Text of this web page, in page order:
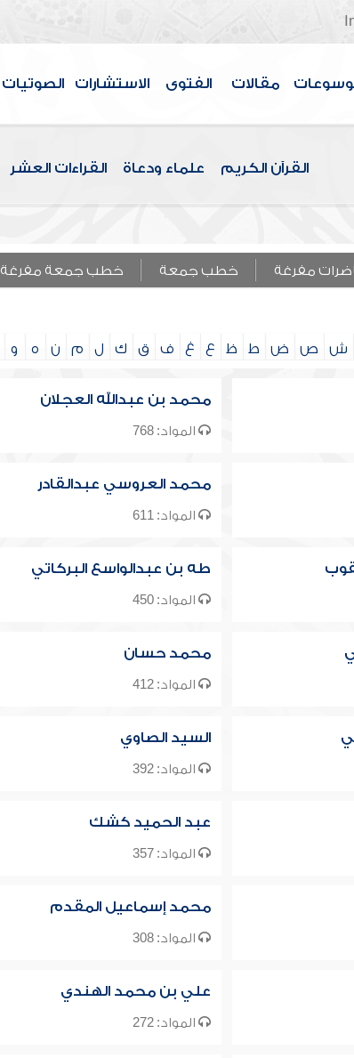
مقالات الفتوى الاستشارات الصوتيات
القرآن الكريم علماء ودعاة القراءات العشر
مفرغة خطب جمعة خطب جمعة مفرغة
ش ص ض ط ظ ع غ ف ق ك ل م ن ه و
محمد بن عبدالله العجلان
المواد: 768
محمد العروسي عبدالقادر
المواد: 611
طه بن عبدالواسع البركاتي
المواد: 450
محمد حسان
المواد: 412
السيد الصاوي
المواد: 392
عبد الحميد كشك
المواد: 357
محمد إسماعيل المقدم
المواد: 308
علي بن محمد الهندي
المواد: 272